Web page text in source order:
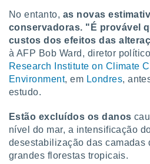
No entanto, as novas
conservadoras. "É provável
custos dos efeitos das
à AFP Bob Ward, diretor
Research Institute on Climate
Environment, em Londres,
estudo.
Estão excluídos os danos
nível do mar, a intensificação
desestabilização das camadas
grandes florestas tropicais.